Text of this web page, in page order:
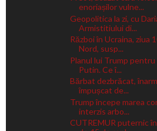
enoriașilor vulne...
Geopolitica la zi, cu
Armistitiului di...
Război în Ucraina, ziua
Nord, susp...
Planul lui Trump
Putin. Ce î...
Bărbat dezbrăcat,
împușcat de...
Trump începe marea
interzis arbo...
CUTREMUR puternic